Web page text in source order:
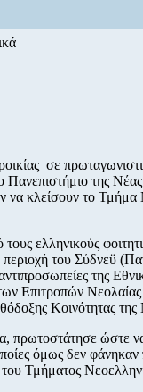
σε
Πανεπιστήμιο της
να κλείσουν το
ελληνικούς
του Σύδνεϋ
της
Επιτροπών
Κοινότητας
πρωτοστάτησε ώστε
όμως δεν
Τμήματος